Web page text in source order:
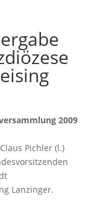
2009
Pichler (l.)
Lanzinger.